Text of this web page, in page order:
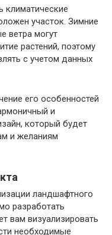
климатические
участок. Зимние
ветра могут
растений, поэтому
с учетом данных
его особенностей
и
который будет
и желаниям
ландшафтного
разработать
вам визуализировать
необходимые